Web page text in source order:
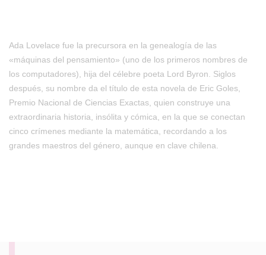
Ada Lovelace fue la precursora en la genealogía de las
«máquinas del pensamiento» (uno de los primeros nombres de
los computadores), hija del célebre poeta Lord Byron. Siglos
después, su nombre da el título de esta novela de Eric Goles,
Premio Nacional de Ciencias Exactas, quien construye una
extraordinaria historia, insólita y cómica, en la que se conectan
cinco crímenes mediante la matemática, recordando a los
grandes maestros del género, aunque en clave chilena.